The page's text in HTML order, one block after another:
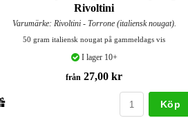
Rivoltini
Varumärke: Rivoltini - Torrone (italiensk nougat).
50 gram italiensk nougat på gammeldags vis
I lager 10+
från 27,00 kr
Köp